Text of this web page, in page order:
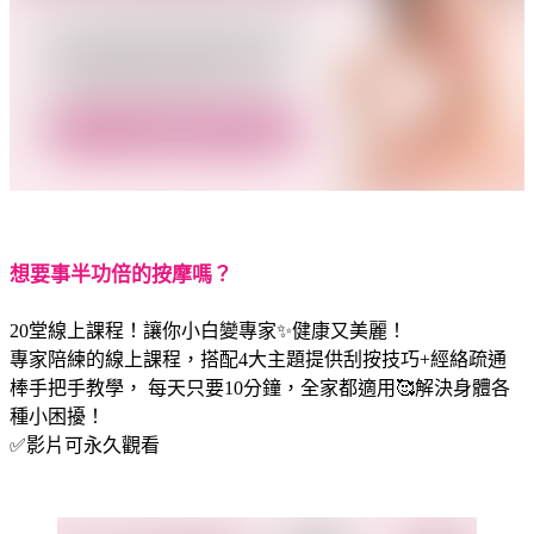
想要事半功倍的按摩嗎？
20堂線上課程！讓你小白變專家✨健康又美麗！
專家陪練的線上課程，搭配4大主題提供刮按技巧+經絡疏通
棒手把手教學， 每天只要10分鐘，全家都適用🥰解決身體各
種小困擾！
✅影片可永久觀看